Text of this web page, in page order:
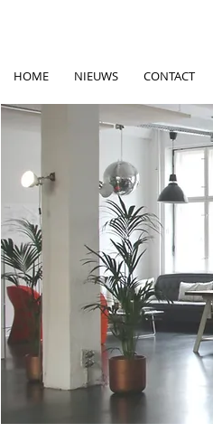
HOME NIEUWS CONTACT